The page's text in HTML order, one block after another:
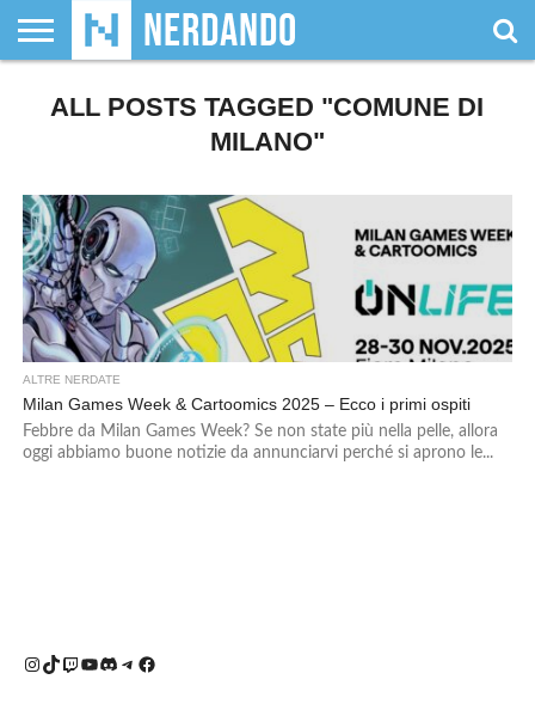
SIAMO
GIOCHI
DA
GIOCHI
DI
VIDEOGAMES
FILM
&
FUMETTI
& LIBRI
MAGIC:
THE
DUNGEONS
&
WRESTLING
NERDANDO
AWARDS
BOLLINI
ALL POSTS TAGGED "COMUNE DI
MILANO"
ALTRE NERDATE
Milan Games Week & Cartoomics 2025 – Ecco i primi ospiti
Febbre da Milan Games Week? Se non state più nella pelle, allora
oggi abbiamo buone notizie da annunciarvi perché si aprono le...
Instagram
TikTok
Twitch
YouTube
Discord
Telegram
Facebook